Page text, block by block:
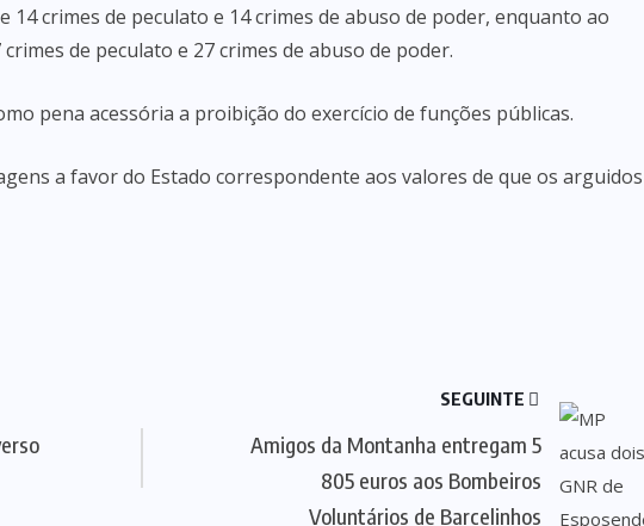
14 crimes de peculato e 14 crimes de abuso de poder, enquanto ao
de peculato e 27 crimes de abuso de poder.
pena acessória a proibição do exercício de funções públicas.
a favor do Estado correspondente aos valores de que os arguidos
SEGUINTE
Amigos da Montanha entregam 5
805 euros aos Bombeiros
Voluntários de Barcelinhos